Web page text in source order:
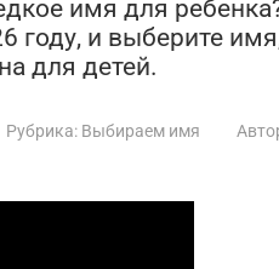
имя для
году, и выберите
для детей.
Рубрика: Выбираем имя